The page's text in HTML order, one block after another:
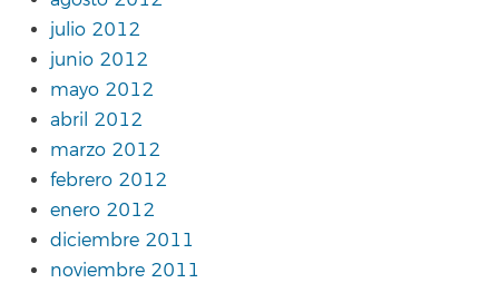
julio 2012
junio 2012
mayo 2012
abril 2012
marzo 2012
febrero 2012
enero 2012
diciembre 2011
noviembre 2011